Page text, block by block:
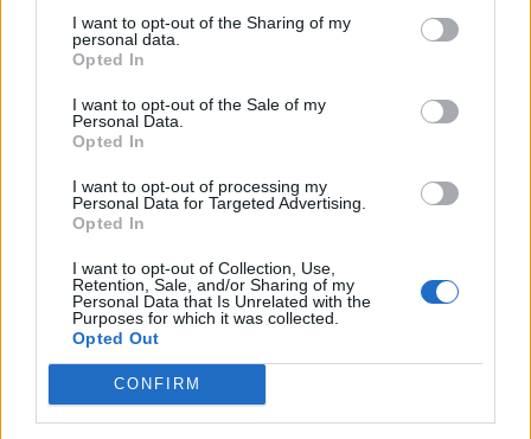
I want to opt-out of the Sharing of my
personal data.
Opted In
I want to opt-out of the Sale of my
Personal Data.
Opted In
I want to opt-out of processing my
Personal Data for Targeted Advertising.
Opted In
I want to opt-out of Collection, Use,
Retention, Sale, and/or Sharing of my
Personal Data that Is Unrelated with the
Purposes for which it was collected.
Opted Out
CONFIRM
Θέσεις εργασίας
Όλες οι Θέσεις Εργασίας
Θέσεις Εργασίας ανά Ειδικότητα
Θέσεις Εργασίας ανά Εταιρεία
Κέντρο Βοήθειας